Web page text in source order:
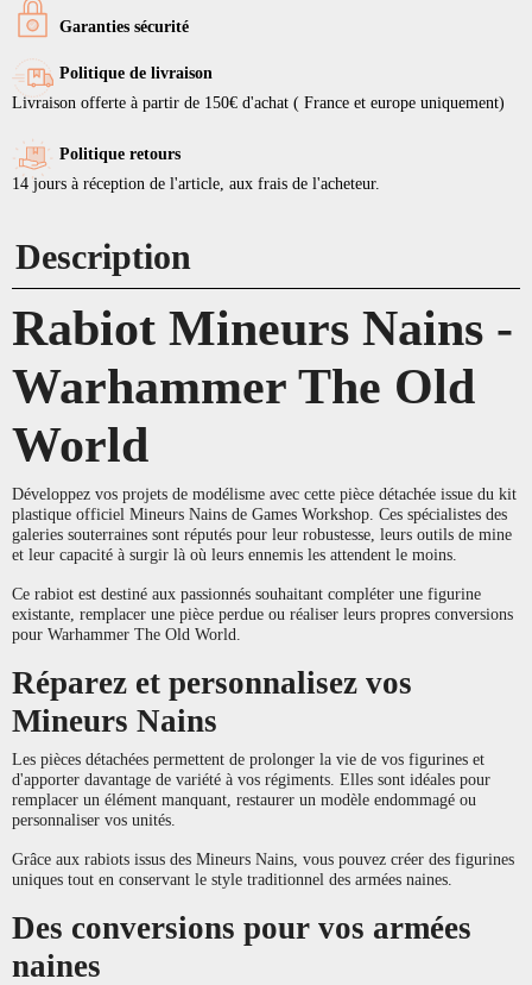
Garanties sécurité
Politique de livraison
Livraison offerte à partir de 150€ d'achat ( France et europe uniquement)
Politique retours
14 jours à réception de l'article, aux frais de l'acheteur.
Description
Rabiot Mineurs Nains -
Warhammer The Old
World
Développez vos projets de modélisme avec cette pièce détachée issue du kit
plastique officiel Mineurs Nains de Games Workshop. Ces spécialistes des
galeries souterraines sont réputés pour leur robustesse, leurs outils de mine
et leur capacité à surgir là où leurs ennemis les attendent le moins.
Ce rabiot est destiné aux passionnés souhaitant compléter une figurine
existante, remplacer une pièce perdue ou réaliser leurs propres conversions
pour Warhammer The Old World.
Réparez et personnalisez vos
Mineurs Nains
Les pièces détachées permettent de prolonger la vie de vos figurines et
d'apporter davantage de variété à vos régiments. Elles sont idéales pour
remplacer un élément manquant, restaurer un modèle endommagé ou
personnaliser vos unités.
Grâce aux rabiots issus des Mineurs Nains, vous pouvez créer des figurines
uniques tout en conservant le style traditionnel des armées naines.
Des conversions pour vos armées
naines